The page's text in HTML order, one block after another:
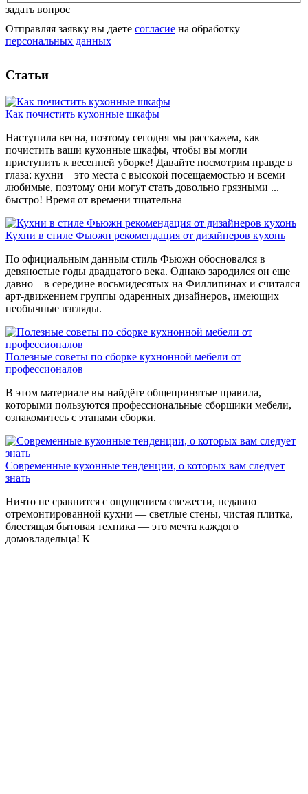
задать вопрос
Отправляя заявку вы даете согласие на обработку
персональных данных
Статьи
Как почистить кухонные шкафы
Наступила весна, поэтому сегодня мы расскажем, как
почистить ваши кухонные шкафы, чтобы вы могли
приступить к весенней уборке! Давайте посмотрим правде в
глаза: кухни – это места с высокой посещаемостью и всеми
любимые, поэтому они могут стать довольно грязными ...
быстро! Время от времени тщательна
Кухни в стиле Фьюжн рекомендация от дизайнеров кухонь
По официальным данным стиль Фьюжн обосновался в
девяностые годы двадцатого века. Однако зародился он еще
давно – в середине восьмидесятых на Филлипинах и считался
арт-движением группы одаренных дизайнеров, имеющих
необычные взгляды.
Полезные советы по сборке кухнонной мебели от
профессионалов
В этом материале вы найдёте общепринятые правила,
которыми пользуются профессиональные сборщики мебели,
ознакомитесь с этапами сборки.
Современные кухонные тенденции, о которых вам следует
знать
Ничто не сравнится с ощущением свежести, недавно
отремонтированной кухни — светлые стены, чистая плитка,
блестящая бытовая техника — это мечта каждого
домовладельца! К